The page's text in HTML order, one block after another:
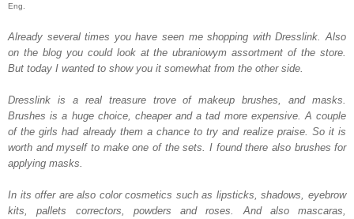
Eng.
Already several times you have seen me shopping with Dresslink .Also
on the blog you could look at the ubraniowym assortment of the store.
But today I wanted to show you it somewhat from the other side
Dresslink is a real treasure trove of makeup brushes ,and masks
Brushes is a huge choice, cheaper anda tad more expensive. A couple
of the girls had already them a chance to try and realize praise. So it is
worth and myself to make one of the sets. I found there also brushes for
applying masks
In its offer are also color cosmetics such as lipsticks , shadows,eyebrow
kits , pallets correctors , powders and roses. And also mascaras